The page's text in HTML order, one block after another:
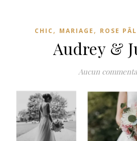
CHIC , MARIAGE , ROSE
Audrey &
Aucun